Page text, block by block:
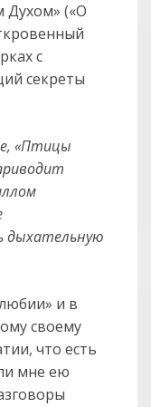
Духом» («О
с
секреты
«Птицы
дыхательную
и в
своему
что есть
мне ею